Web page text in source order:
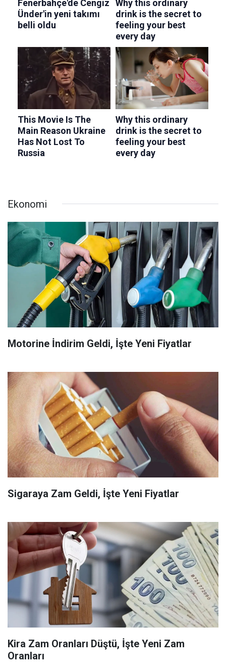
Ekonomi
Motorine İndirim Geldi, İşte Yeni Fiyatlar
Sigaraya Zam Geldi, İşte Yeni Fiyatlar
Kira Zam Oranları Düştü, İşte Yeni Zam
Oranları